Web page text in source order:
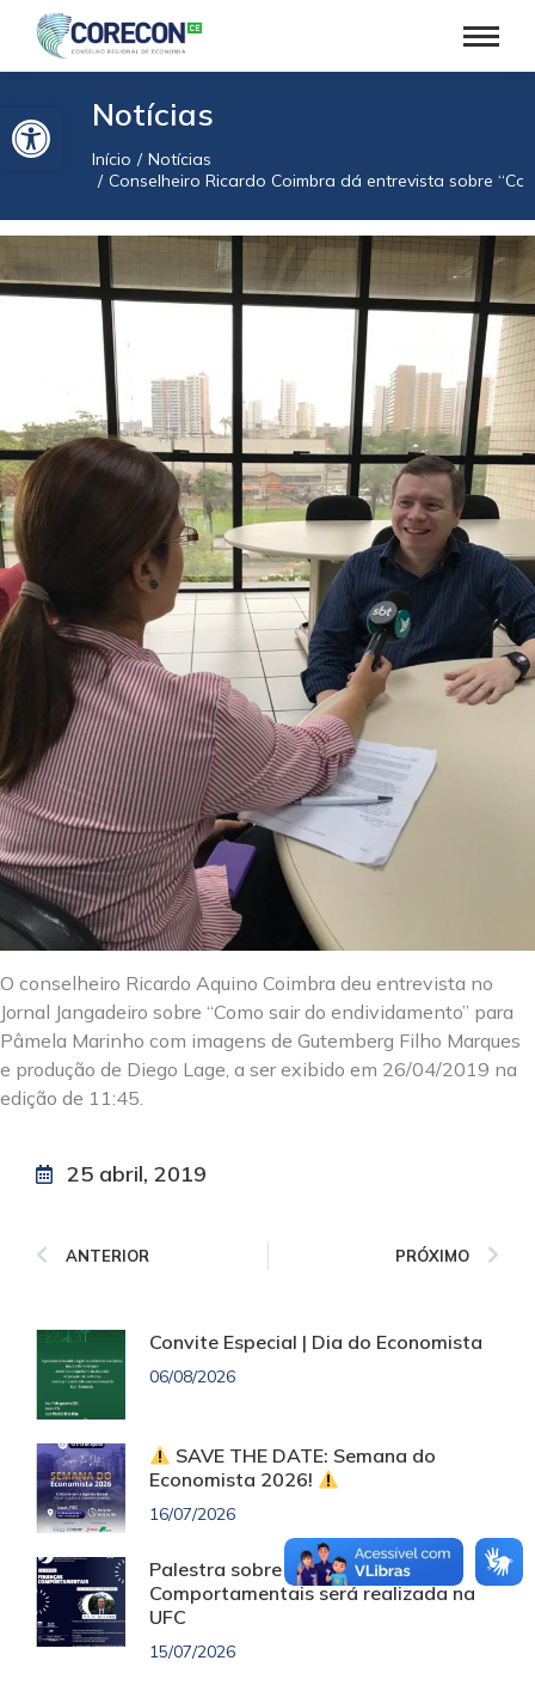
Barra de Ferramentas AbertaNotícias
Você está aqui:
Início
Notícias
Conselheiro Ricardo Coimbra dá entrevista sobre
O conselheiro Ricardo Aquino Coimbra deu entrevista no
Jornal Jangadeiro sobre “Como sair do endividamento” para
Pâmela Marinho com imagens de Gutemberg Filho Marques
e produção de Diego Lage, a ser exibido em 26/04/2019 na
edição de 11:45.
25 abril, 2019
ANTERIOR PRÓXIMO
Convite Especial | Dia do Economista
06/08/2026
SAVE THE DATE: Semana do
Economista 2026!
16/07/2026
Palestra sobre Finanças
Comportamentais será realizada na
UFC
15/07/2026